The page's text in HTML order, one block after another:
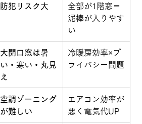
防犯リスク大
全部が1階窓＝
泥棒が入りやす
い
大開口窓は暑
い・寒い・丸見
え
冷暖房効率×プ
ライバシー問題
空調ゾーニング
が難しい
エアコン効率が
悪く電気代UP